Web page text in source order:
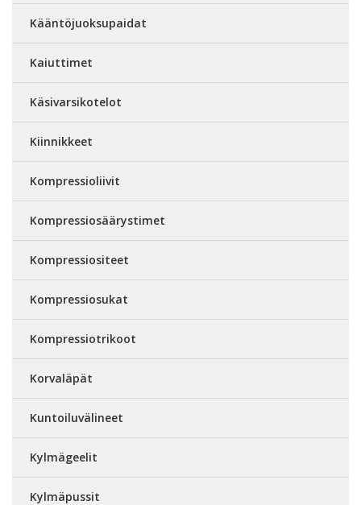
Kääntöjuoksupaidat
Kaiuttimet
Käsivarsikotelot
Kiinnikkeet
Kompressioliivit
Kompressiosäärystimet
Kompressiositeet
Kompressiosukat
Kompressiotrikoot
Korvaläpät
Kuntoiluvälineet
Kylmägeelit
Kylmäpussit